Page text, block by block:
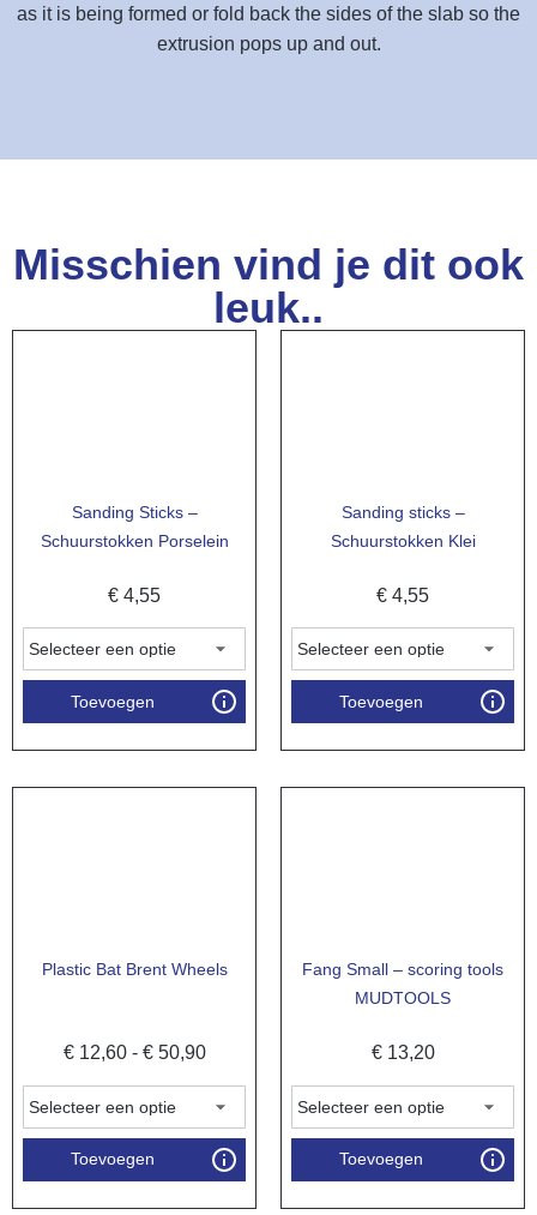
as it is being formed or fold back the sides of the slab so the
extrusion pops up and out.
Misschien vind je dit ook
leuk..
Sanding Sticks –
Schuurstokken Porselein
€ 4,55
Toevoegen
Sanding sticks –
Schuurstokken Klei
€ 4,55
Toevoegen
Plastic Bat Brent Wheels
€12,60 - €50,90
Toevoegen
Fang Small – scoring tools
MUDTOOLS
€13,20
Toevoegen